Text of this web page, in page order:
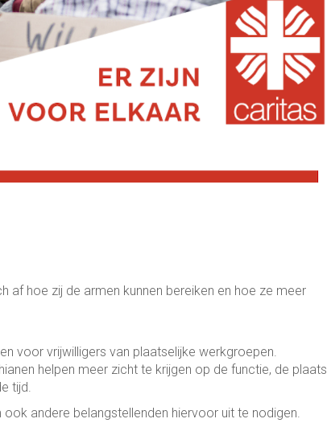
af hoe zij de armen kunnen bereiken en hoe ze meer
voor vrijwilligers van plaatselijke werkgroepen.
helpen meer zicht te krijgen op de functie, de plaats
tijd.
andere belangstellenden hiervoor uit te nodigen.